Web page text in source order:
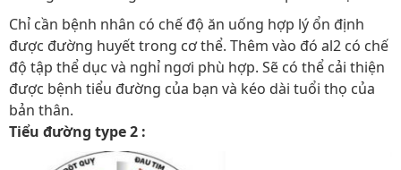
Chỉ cần bệnh nhân có chế độ ăn uống hợp lý ổn định
được đường huyết trong cơ thể. Thêm vào đó al2 có chế
độ tập thể dục và nghỉ ngơi phù hợp. Sẽ có thể cải thiện
được bệnh tiểu đường của bạn và kéo dài tuổi thọ của
bản thân.
Tiểu đường type 2 :